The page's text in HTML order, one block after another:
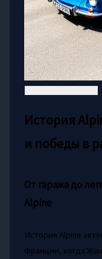
История
и победы в
От гаража до
Alpine
История Alpine
Франции, когда